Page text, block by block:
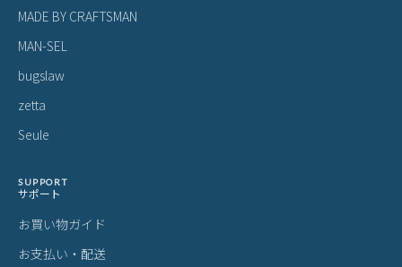
MADE BY CRAFTSMAN
MAN-SEL
bugslaw
zetta
Seule
SUPPORT
サポート
お買い物ガイド
お支払い・配送